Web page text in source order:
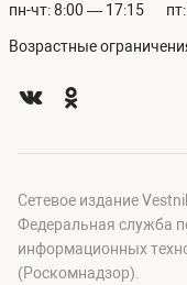
пн-чт: 8:00 — 17:15
Возрастные
Сетевое издание
Федеральная служба
информационных
(Роскомнадзор).